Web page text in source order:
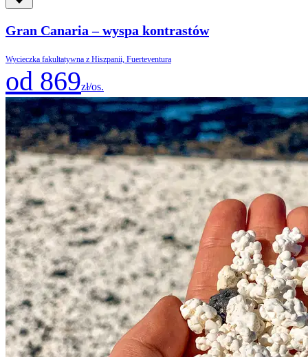
Gran Canaria – wyspa kontrastów
Wycieczka fakultatywna z Hiszpanii, Fuerteventura
od 869zł/os.